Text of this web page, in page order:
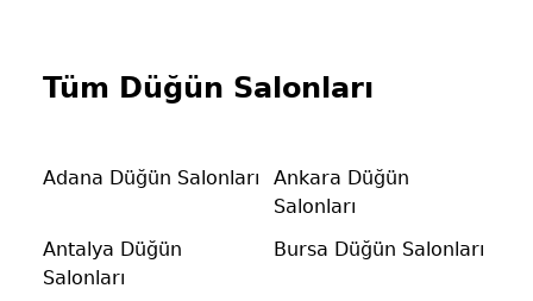
Tüm Düğün Salonları
Adana Düğün Salonları
Ankara Düğün
Salonları
Antalya Düğün
Salonları
Bursa Düğün Salonları